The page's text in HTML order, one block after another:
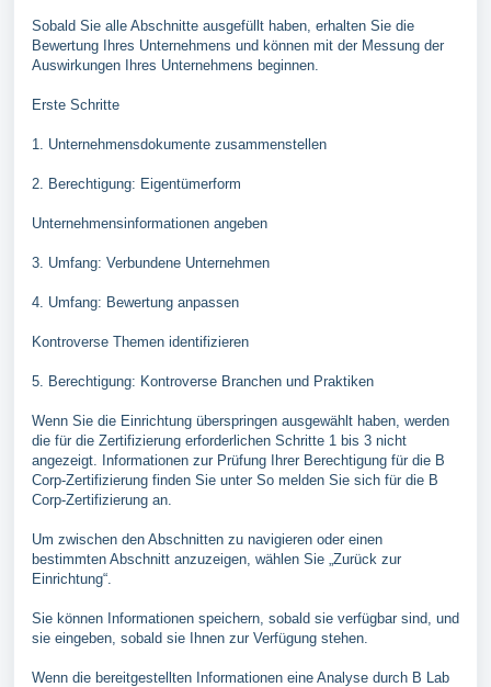
Sobald Sie alle Abschnitte ausgefüllt haben, erhalten Sie die
Bewertung Ihres Unternehmens und können mit der Messung der
Auswirkungen Ihres Unternehmens beginnen.
Erste Schritte
1. Unternehmensdokumente zusammenstellen
2. Berechtigung: Eigentümerform
Unternehmensinformationen angeben
3. Umfang: Verbundene Unternehmen
4. Umfang: Bewertung anpassen
Kontroverse Themen identifizieren
5. Berechtigung: Kontroverse Branchen und Praktiken
Wenn Sie die Einrichtung überspringen ausgewählt haben, werden
die für die Zertifizierung erforderlichen Schritte 1 bis 3 nicht
angezeigt. Informationen zur Prüfung Ihrer Berechtigung für die B
Corp-Zertifizierung finden Sie unter So melden Sie sich für die B
Corp-Zertifizierung an.
Um zwischen den Abschnitten zu navigieren oder einen
bestimmten Abschnitt anzuzeigen, wählen Sie „Zurück zur
Einrichtung“.
Sie können Informationen speichern, sobald sie verfügbar sind, und
sie eingeben, sobald sie Ihnen zur Verfügung stehen.
Wenn die bereitgestellten Informationen eine Analyse durch B Lab